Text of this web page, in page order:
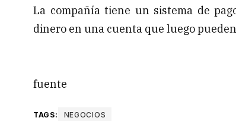
La compañía tiene un sistema de
dinero en una cuenta que luego
fuente
TAGS: NEGOCIOS